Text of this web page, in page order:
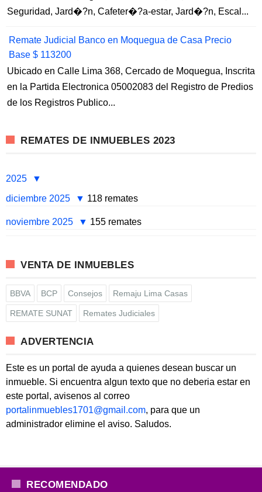
Seguridad, Jard�?n, Cafeter�?a-estar, Jard�?n, Escal...
Remate Judicial Banco en Moquegua de Casa Precio
Base $ 113200
Ubicado en Calle Lima 368, Cercado de Moquegua, Inscrita
en la Partida Electronica 05002083 del Registro de Predios
de los Registros Publico...
REMATES DE INMUEBLES 2023
2025
diciembre 2025
118 remates
noviembre 2025 155 remates
VENTA DE INMUEBLES
BBVA BCP Consejos Remaju Lima Casas
REMATE SUNAT Remates Judiciales
ADVERTENCIA
Este es un portal de ayuda a quienes desean buscar un
inmueble. Si encuentra algun texto que no deberia estar en
este portal, avisenos al correo
portalinmuebles1701@gmail.com, para que un
administrador elimine el aviso. Saludos.
RECOMENDADO